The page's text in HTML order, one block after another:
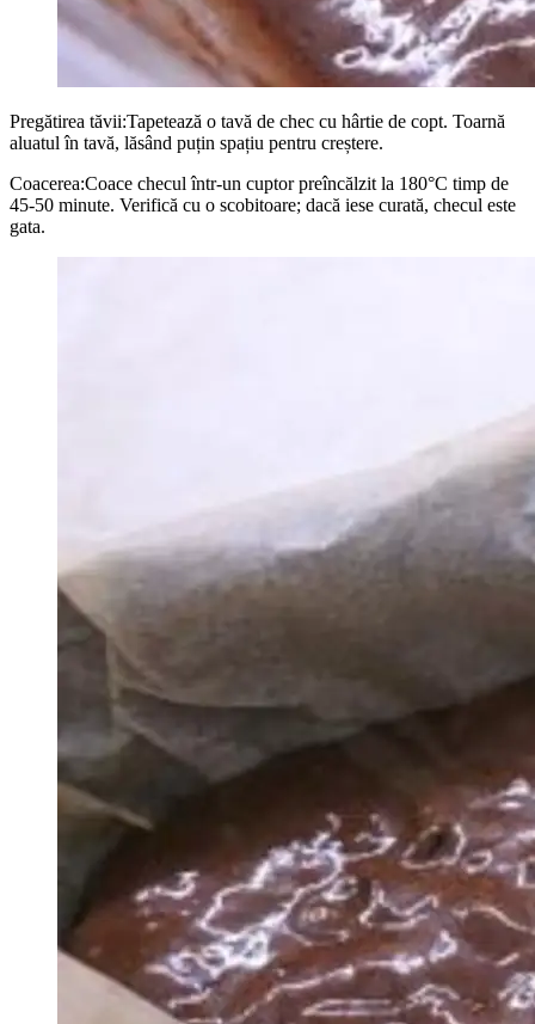
Pregătirea tăvii:Tapetează o tavă de chec cu hârtie de copt. Toarnă
aluatul în tavă, lăsând puțin spațiu pentru creștere.
Coacerea:Coace checul într-un cuptor preîncălzit la 180°C timp de
45-50 minute. Verifică cu o scobitoare; dacă iese curată, checul este
gata.